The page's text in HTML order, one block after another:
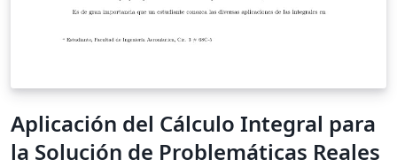
Aplicación del Cálculo Integral para
la Solución de Problemáticas Reales